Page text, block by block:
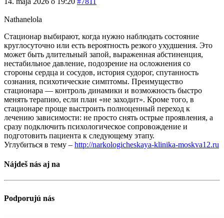
Nathanelola
Стационар выбирают, когда нужно наблюдать состояние
круглосуточно или есть вероятность резкого ухудшения. Это
может быть длительный запой, выраженная абстиненция,
нестабильное давление, подозрение на осложнения со
стороны сердца и сосудов, история судорог, спутанность
сознания, психотические симптомы. Преимущество
стационара — контроль динамики и возможность быстро
менять терапию, если план «не заходит». Кроме того, в
стационаре проще выстроить полноценный переход к
лечению зависимости: не просто снять острые проявления, а
сразу подключить психологическое сопровождение и
подготовить пациента к следующему этапу.
Углубиться в тему – http://narkologicheskaya-klinika-moskva12.ru
Nájdeš nás aj na
Podporujú nás